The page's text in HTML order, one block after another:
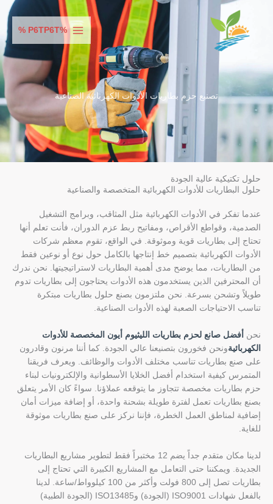
المحتوى
%P6TP6T %
تصنيع حزم بطاريات الأدوات الكهربائية الصناعية
حلول تكتيكية عالية الجودة
حلول البطاريات للأدوات الكهربائية المتخصصة والصناعية
عندما تفكر في الأدوات الكهربائية مثل المثاقب، وبرامج التشغيل
الصدمية، وقواطع الأقراص، ومفاتيح ربط عزم الدوران، فأنت تعلم أنها
تحتاج إلى بطاريات قوية وموثوقة. في الواقع، تقوم معظم شركات
الأدوات الكهربائية بتصميم خط إنتاجها بالكامل حول نوع أو نوعين فقط
من البطاريات، مما يوضح مدى أهمية البطاريات لاستراتيجيتها. نحن ندرك
أن المحترفين الذين يستخدمون هذه الأدوات يحتاجون إلى بطاريات تدوم
طويلاً وتشحن بسرعة. نحن ملتزمون بصنع حلول بطاريات مبتكرة
تناسب الاحتياجات الصعبة لهذه الأدوات الصناعية.
نحن أفضل صانع لحزم بطاريات الليثيوم أيون المخصصة للأدوات
الكهربائيةونحن فخورون بتصنيعنا عالي الجودة. كما أننا مرنون وقادرون
على صنع بطاريات تناسب مختلف الأدوات والوظائف. ويعرف فريقنا
المتمرس كيفية استخدام أفضل الخلايا الأسطوانية والإلكترونيات لبناء
حزم بطاريات مخصصة تتجاوز ما يتوقعه عملاؤنا. سواءً كان الأمر يتعلق
بصنع بطاريات تعمل لفترة طويلة بشحنة واحدة، أو إضافة ميزات أمان
إضافية لمناطق العمل الخطرة، فإننا نركز على صنع بطاريات موثوقة
للغاية.
لدينا مكان متقدم جداً يضم 12 مختبراً فقط لتطوير مشاريع البطاريات
الجديدة. ويمكننا حتى التعامل مع المشاريع الكبيرة التي تحتاج إلى
بطاريات تصل إلى 800 فولت وأكثر من 100 كيلوواط/ساعة. لدينا
بالفعل شهادات ISO9001 (الجودة) وISO13485 (الجودة الطبية)